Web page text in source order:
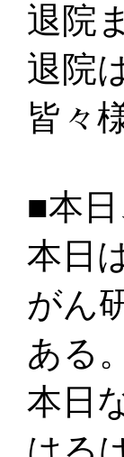
退院
退院
皆々
■本
本日
がん
ある。
本日